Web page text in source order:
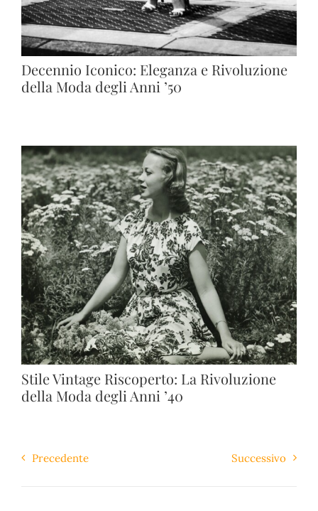
Decennio Iconico: Eleganza e Rivoluzione
della Moda degli Anni ’50
Stile Vintage Riscoperto: La Rivoluzione
della Moda degli Anni ’40
Precedente Successivo